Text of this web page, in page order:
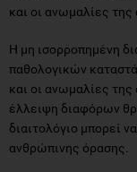
και οι ανωμαλίες
Η μη ισορροπημένη
παθολογικών
και οι ανωμαλίες της
έλλειψη διαφόρων
διαιτολόγιο μπορεί
ανθρώπινης όρασης.